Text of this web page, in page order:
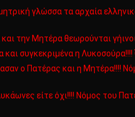
γλώσσα τα αρχαία
την Μητέρα θεωρούνται
η Λυκοσούρα!!!!
Πατέρας και η Μητέρα!!!!
είτε όχι!!!! Νόμος του